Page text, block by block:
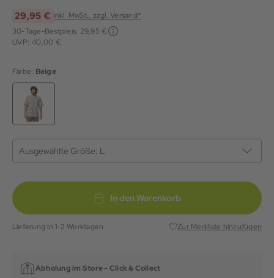
29,95 € inkl. MwSt., zzgl. Versand*
30-Tage-Bestpreis: 29,95 €
UVP: 40,00 €
Farbe: Beige
Ausgewählte Größe: L
In den Warenkorb
Lieferung in 1-2 Werktagen Zur Merkliste hinzufügen
Abholung im Store - Click & Collect